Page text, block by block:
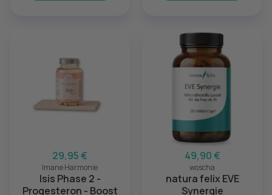
29,95 €
Imane Harmonie
Isis Phase 2 -
Progesteron - Boost
49,90 €
woscha
natura felix EVE
Synergie